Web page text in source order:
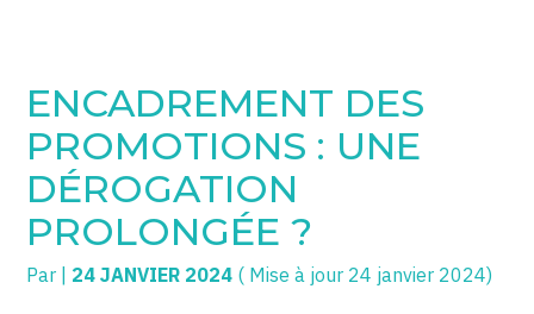
SOGECC – Noisy
SOGECC – République
SOGECC – Turbigo
COMMERÇANTS
GROUPE
SCI / LMNP
PROFESSIONS LIBÉRALES
Gérer votre quotidien
Piloter votre entreprise
Développer votre entreprise
Construire votre patrimoine
ENCADREMENT DES
PROMOTIONS : UNE
DÉROGATION
PROLONGÉE ?
Par 24 JANVIER 2024 ( Mise à jour 24 janvier 2024)